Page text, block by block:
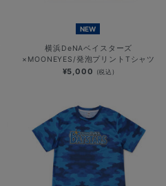
NEW
横浜DeNAベイスターズ
×MOONEYES/発泡プリントTシャツ
¥5,000 (税込)